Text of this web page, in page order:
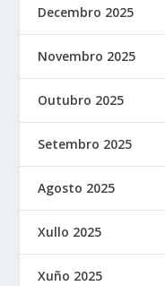
Decembro 2025
Novembro 2025
Outubro 2025
Setembro 2025
Agosto 2025
Xullo 2025
Xuño 2025